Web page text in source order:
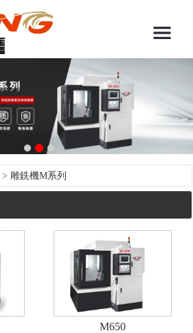
> 雕銑機M系列
M650